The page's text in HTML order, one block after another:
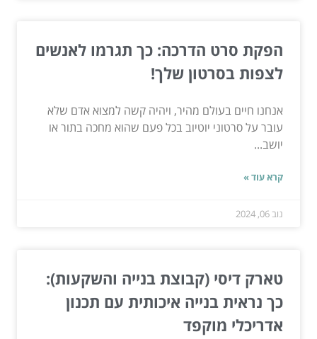
הפקת סרט הדרכה: כך תגרמו לאנשים
לצפות בסרטון שלך!
אנחנו חיים בעולם מהיר, ויהיה קשה למצוא אדם שלא
עובר על סרטוני יוטיוב בכל פעם שהוא מחכה בתור או
יושב...
קרא עוד »
נוב 06, 2024
טארק דיסי (קבוצת בנייה והשקעות):
כך נראית בנייה איכותית עם תכנון
אדריכלי מוקפד